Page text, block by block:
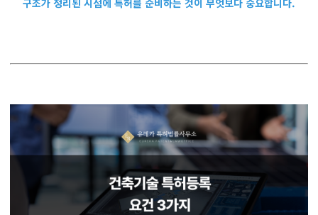
구조가 정리된 시점에 특허를 준비하는 것이 무엇보다 중요합니다.